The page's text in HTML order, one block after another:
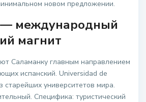
новом предложении.
международный
магнит
Саламанку главным направлением
испанский. Universidad de
университетов мира.
Специфика: туристический